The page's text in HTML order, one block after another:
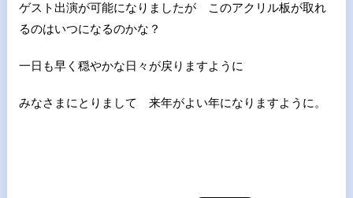
ゲスト出演が可能になりましたが このアクリル板が取れ
るのはいつになるのかな？
一日も早く穏やかな日々が戻りますように
みなさまにとりまして 来年がよい年になりますように。